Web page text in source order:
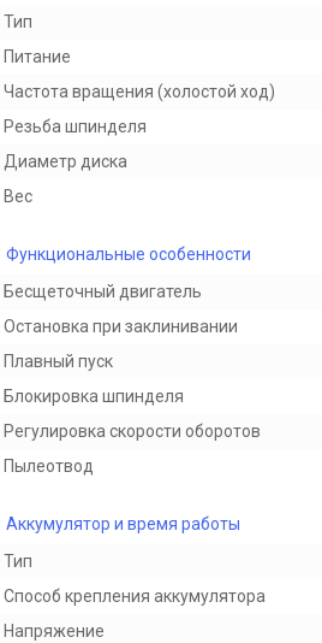
Тип
Питание
Частота вращения (холостой ход)
Резьба шпинделя
Диаметр диска
Вес
Функциональные особенности
Бесщеточный двигатель
Остановка при заклинивании
Плавный пуск
Блокировка шпинделя
Регулировка скорости оборотов
Пылеотвод
Аккумулятор и время работы
Тип
Способ крепления аккумулятора
Напряжение